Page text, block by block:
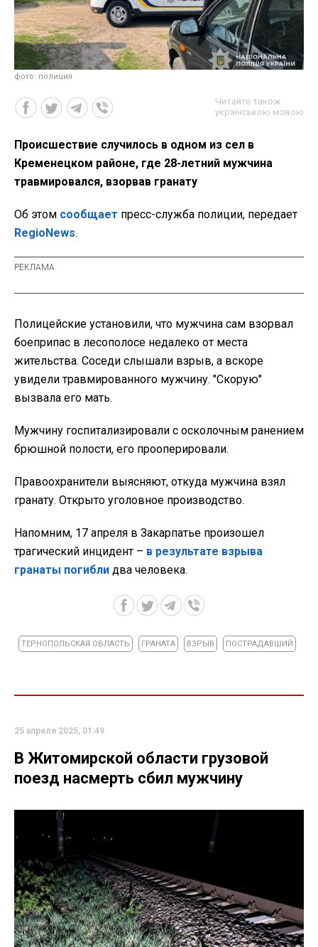
фото: полиция
Читайте також
українською мовою
Происшествие случилось в одном из сел в
Кременецком районе, где 28-летний мужчина
травмировался, взорвав гранату
Об этом сообщает пресс-служба полиции, передает
RegioNews.
Полицейские установили, что мужчина сам взорвал
боеприпас в лесополосе недалеко от места
жительства. Соседи слышали взрыв, а вскоре
увидели травмированного мужчину. "Скорую"
вызвала его мать.
Мужчину госпитализировали с осколочным ранением
брюшной полости, его прооперировали.
Правоохранители выясняют, откуда мужчина взял
гранату. Открыто уголовное производство.
Напомним, 17 апреля в Закарпатье произошел
трагический инцидент – в результате взрыва
гранаты погибли два человека.
ТЕРНОПОЛЬСКАЯ ОБЛАСТЬ ГРАНАТА ВЗРЫВ ПОСТРАДАВШИЙ
25 апреля 2025, 01:49
В Житомирской области грузовой
поезд насмерть сбил мужчину